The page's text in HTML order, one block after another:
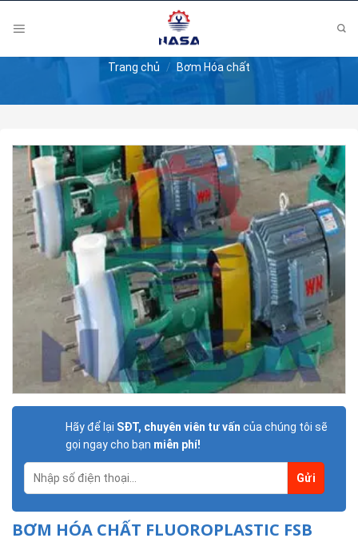
Trang chủ / Bơm Hóa chất
Hãy để lại SĐT, chuyên viên tư vấn của chúng tôi sẽ
gọi ngay cho bạn miễn phí!
BƠM HÓA CHẤT FLUOROPLASTIC FSB